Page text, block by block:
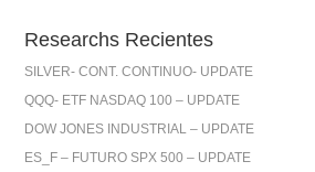
Researchs Recientes
SILVER- CONT. CONTINUO- UPDATE
QQQ- ETF NASDAQ 100 – UPDATE
DOW JONES INDUSTRIAL – UPDATE
ES_F – FUTURO SPX 500 – UPDATE